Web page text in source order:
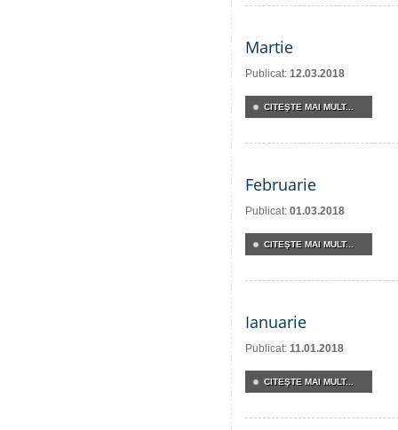
Martie
Publicat: 12.03.2018
CITEŞTE MAI MULT...
Februarie
Publicat: 01.03.2018
CITEŞTE MAI MULT...
Ianuarie
Publicat: 11.01.2018
CITEŞTE MAI MULT...